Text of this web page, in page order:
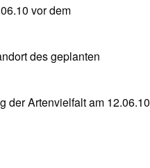
vor dem
des geplanten
der Artenvielfalt am 12.06.10